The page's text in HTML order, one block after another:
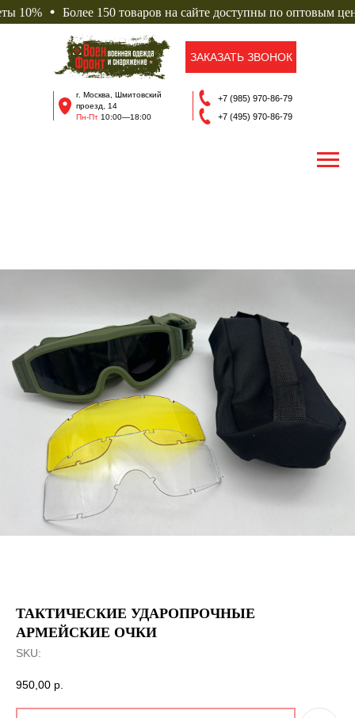
10% Более 150 товаров на сайте доступны по оптовым ценам
г. Москва, Шмитовский
проезд, 14
Пн-Пт 10:00—18:00
ЗАКАЗАТЬ ЗВОНОК
+7 (495) 970-86-79
+7 (985) 970-86-79
ТАКТИЧЕСКИЕ УДАРОПРОЧНЫЕ
АРМЕЙСКИЕ ОЧКИ
SKU:
950,00 р.